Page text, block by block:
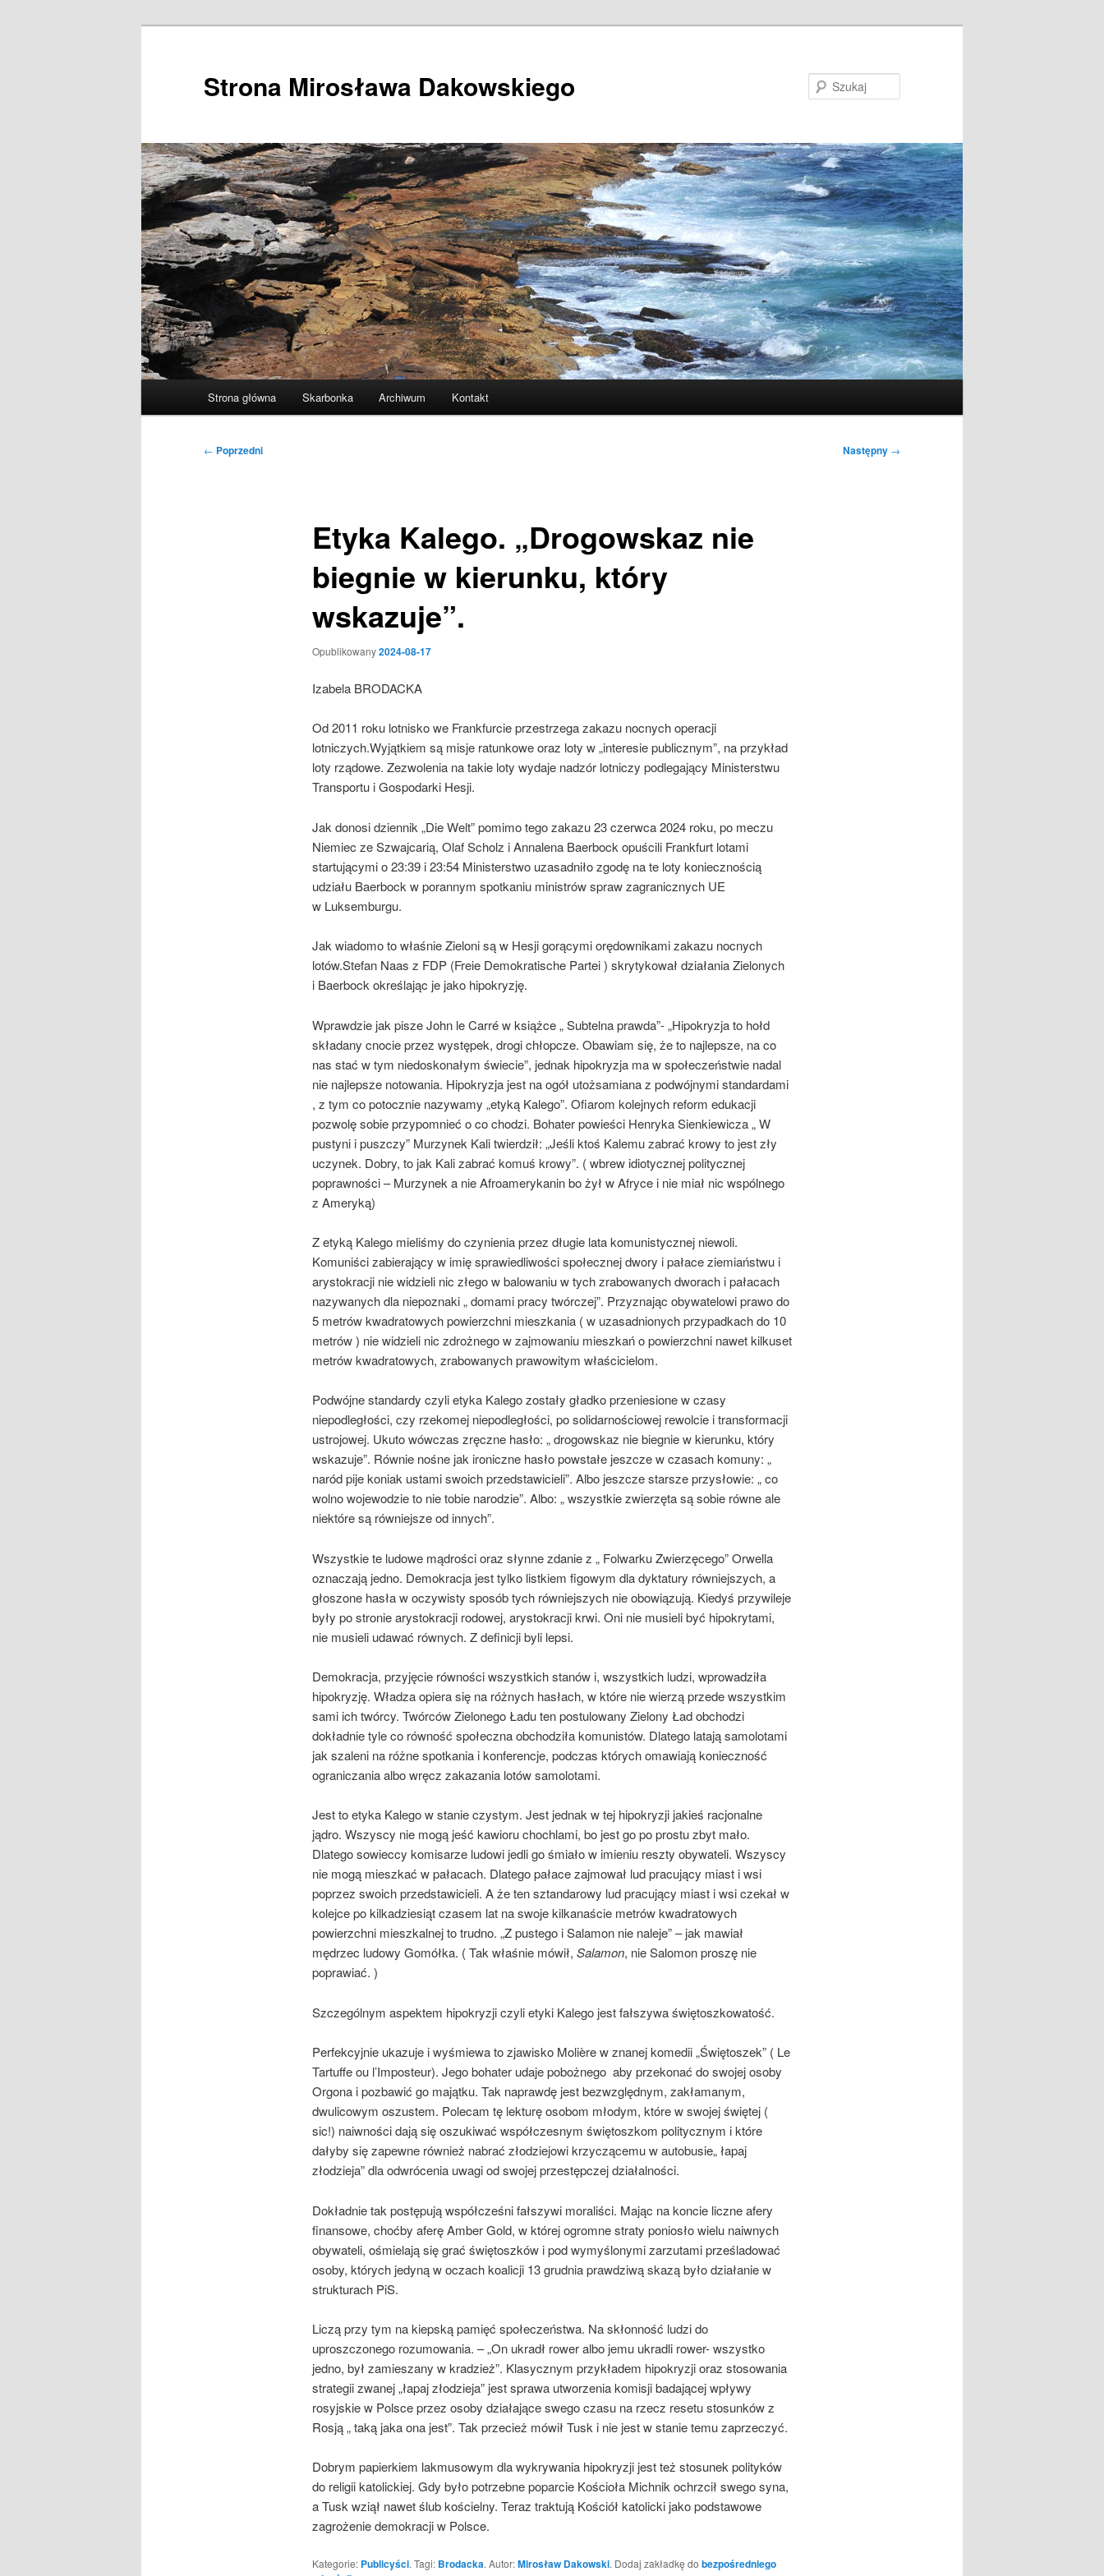
Strona Mirosława Dakowskiego
Strona główna Skarbonka Archiwum Kontakt
Nawigacja
← Poprzedni Następny →
Etyka Kalego. „Drogowskaz nie
biegnie w kierunku, który
wskazuje”.
Opublikowany2024-08-17
Izabela BRODACKA
Od 2011 roku lotnisko we Frankfurcie przestrzega zakazu nocnych operacji
lotniczych.Wyjątkiem są misje ratunkowe oraz loty w „interesie publicznym”, na przykład
loty rządowe. Zezwolenia na takie loty wydaje nadzór lotniczy podlegający Ministerstwu
Transportu i Gospodarki Hesji.
Jak donosi dziennik „Die Welt” pomimo tego zakazu 23 czerwca 2024 roku, po meczu
Niemiec ze Szwajcarią, Olaf Scholz i Annalena Baerbock opuścili Frankfurt lotami
startującymi o 23:39 i 23:54 Ministerstwo uzasadniło zgodę na te loty koniecznością
udziału Baerbock w porannym spotkaniu ministrów spraw zagranicznych UE
w Luksemburgu.
Jak wiadomo to właśnie Zieloni są w Hesji gorącymi orędownikami zakazu nocnych
lotów.Stefan Naas z FDP (Freie Demokratische Partei ) skrytykował działania Zielonych
i Baerbock określając je jako hipokryzję.
Wprawdzie jak pisze John le Carré w książce „ Subtelna prawda”- „Hipokryzja to hołd
składany cnocie przez występek, drogi chłopcze. Obawiam się, że to najlepsze, na co
nas stać w tym niedoskonałym świecie”, jednak hipokryzja ma w społeczeństwie nadal
nie najlepsze notowania. Hipokryzja jest na ogół utożsamiana z podwójnymi standardami
, z tym co potocznie nazywamy „etyką Kalego”. Ofiarom kolejnych reform edukacji
pozwolę sobie przypomnieć o co chodzi. Bohater powieści Henryka Sienkiewicza „ W
pustyni i puszczy” Murzynek Kali twierdził: „Jeśli ktoś Kalemu zabrać krowy to jest zły
uczynek. Dobry, to jak Kali zabrać komuś krowy”. ( wbrew idiotycznej politycznej
poprawności – Murzynek a nie Afroamerykanin bo żył w Afryce i nie miał nic wspólnego
z Ameryką)
Z etyką Kalego mieliśmy do czynienia przez długie lata komunistycznej niewoli.
Komuniści zabierający w imię sprawiedliwości społecznej dwory i pałace ziemiaństwu i
arystokracji nie widzieli nic złego w balowaniu w tych zrabowanych dworach i pałacach
nazywanych dla niepoznaki „ domami pracy twórczej”. Przyznając obywatelowi prawo do
5 metrów kwadratowych powierzchni mieszkania ( w uzasadnionych przypadkach do 10
metrów ) nie widzieli nic zdrożnego w zajmowaniu mieszkań o powierzchni nawet kilkuset
metrów kwadratowych, zrabowanych prawowitym właścicielom.
Podwójne standardy czyli etyka Kalego zostały gładko przeniesione w czasy
niepodległości, czy rzekomej niepodległości, po solidarnościowej rewolcie i transformacji
ustrojowej. Ukuto wówczas zręczne hasło: „ drogowskaz nie biegnie w kierunku, który
wskazuje”. Równie nośne jak ironiczne hasło powstałe jeszcze w czasach komuny: „
naród pije koniak ustami swoich przedstawicieli”. Albo jeszcze starsze przysłowie: „ co
wolno wojewodzie to nie tobie narodzie”. Albo: „ wszystkie zwierzęta są sobie równe ale
niektóre są równiejsze od innych”.
Wszystkie te ludowe mądrości oraz słynne zdanie z „ Folwarku Zwierzęcego” Orwella
oznaczają jedno. Demokracja jest tylko listkiem figowym dla dyktatury równiejszych, a
głoszone hasła w oczywisty sposób tych równiejszych nie obowiązują. Kiedyś przywileje
były po stronie arystokracji rodowej, arystokracji krwi. Oni nie musieli być hipokrytami,
nie musieli udawać równych. Z definicji byli lepsi.
Demokracja, przyjęcie równości wszystkich stanów i, wszystkich ludzi, wprowadziła
hipokryzję. Władza opiera się na różnych hasłach, w które nie wierzą przede wszystkim
sami ich twórcy. Twórców Zielonego Ładu ten postulowany Zielony Ład obchodzi
dokładnie tyle co równość społeczna obchodziła komunistów. Dlatego latają samolotami
jak szaleni na różne spotkania i konferencje, podczas których omawiają konieczność
ograniczania albo wręcz zakazania lotów samolotami.
Jest to etyka Kalego w stanie czystym. Jest jednak w tej hipokryzji jakieś racjonalne
jądro. Wszyscy nie mogą jeść kawioru chochlami, bo jest go po prostu zbyt mało.
Dlatego sowieccy komisarze ludowi jedli go śmiało w imieniu reszty obywateli. Wszyscy
nie mogą mieszkać w pałacach. Dlatego pałace zajmował lud pracujący miast i wsi
poprzez swoich przedstawicieli. A że ten sztandarowy lud pracujący miast i wsi czekał w
kolejce po kilkadziesiąt czasem lat na swoje kilkanaście metrów kwadratowych
powierzchni mieszkalnej to trudno. „Z pustego i Salamon nie naleje” – jak mawiał
mędrzec ludowy Gomółka. ( Tak właśnie mówił, Salamon, nie Salomon proszę nie
poprawiać. )
Szczególnym aspektem hipokryzji czyli etyki Kalego jest fałszywa świętoszkowatość.
Perfekcyjnie ukazuje i wyśmiewa to zjawisko Molière w znanej komedii „Świętoszek” ( Le
Tartuffe ou l’Imposteur). Jego bohater udaje pobożnego aby przekonać do swojej osoby
Orgona i pozbawić go majątku. Tak naprawdę jest bezwzględnym, zakłamanym,
dwulicowym oszustem. Polecam tę lekturę osobom młodym, które w swojej świętej (
sic!) naiwności dają się oszukiwać współczesnym świętoszkom politycznym i które
dałyby się zapewne również nabrać złodziejowi krzyczącemu w autobusie„ łapaj
złodzieja” dla odwrócenia uwagi od swojej przestępczej działalności.
Dokładnie tak postępują współcześni fałszywi moraliści. Mając na koncie liczne afery
finansowe, choćby aferę Amber Gold, w której ogromne straty poniosło wielu naiwnych
obywateli, ośmielają się grać świętoszków i pod wymyślonymi zarzutami prześladować
osoby, których jedyną w oczach koalicji 13 grudnia prawdziwą skazą było działanie w
strukturach PiS.
Liczą przy tym na kiepską pamięć społeczeństwa. Na skłonność ludzi do
uproszczonego rozumowania. – „On ukradł rower albo jemu ukradli rower- wszystko
jedno, był zamieszany w kradzież”. Klasycznym przykładem hipokryzji oraz stosowania
strategii zwanej „łapaj złodzieja” jest sprawa utworzenia komisji badającej wpływy
rosyjskie w Polsce przez osoby działające swego czasu na rzecz resetu stosunków z
Rosją „ taką jaka ona jest”. Tak przecież mówił Tusk i nie jest w stanie temu zaprzeczyć.
Dobrym papierkiem lakmusowym dla wykrywania hipokryzji jest też stosunek polityków
do religii katolickiej. Gdy było potrzebne poparcie Kościoła Michnik ochrzcił swego syna,
a Tusk wziął nawet ślub kościelny. Teraz traktują Kościół katolicki jako podstawowe
zagrożenie demokracji w Polsce.
Kategorie: Publicyści. Tagi: Brodacka. Autor:Mirosław Dakowski. Dodaj zakładkę do bezpośredniego